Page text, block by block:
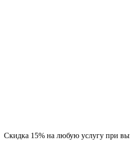
Скидка 15% на любую услугу при